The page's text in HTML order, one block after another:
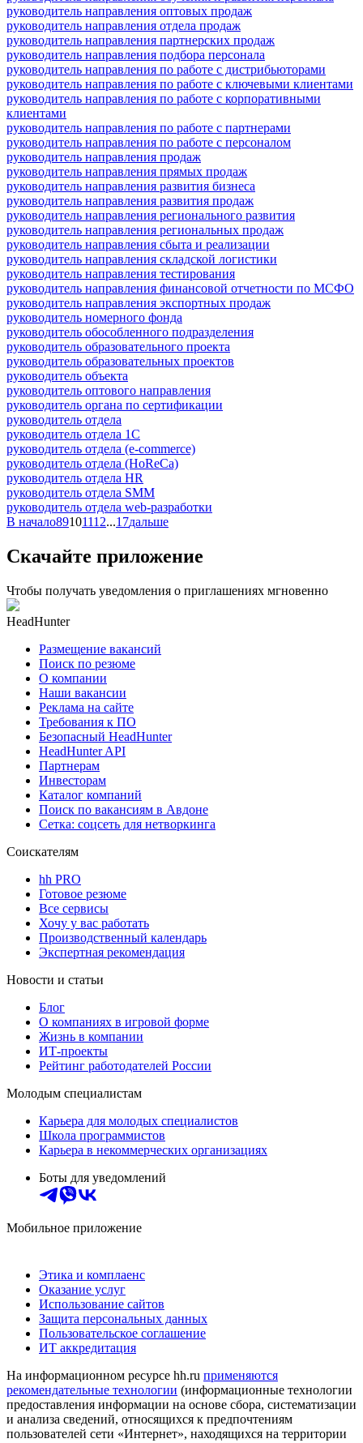
руководитель направления оптовых продаж
руководитель направления отдела продаж
руководитель направления партнерских продаж
руководитель направления подбора персонала
руководитель направления по работе с дистрибьюторами
руководитель направления по работе с ключевыми клиентами
руководитель направления по работе с корпоративными
клиентами
руководитель направления по работе с партнерами
руководитель направления по работе с персоналом
руководитель направления продаж
руководитель направления прямых продаж
руководитель направления развития бизнеса
руководитель направления развития продаж
руководитель направления регионального развития
руководитель направления региональных продаж
руководитель направления сбыта и реализации
руководитель направления складской логистики
руководитель направления тестирования
руководитель направления финансовой отчетности по МСФО
руководитель направления экспортных продаж
руководитель номерного фонда
руководитель обособленного подразделения
руководитель образовательного проекта
руководитель образовательных проектов
руководитель объекта
руководитель оптового направления
руководитель органа по сертификации
руководитель отдела
руководитель отдела 1С
руководитель отдела (e-commerce)
руководитель отдела (HoReCa)
руководитель отдела HR
руководитель отдела SMM
руководитель отдела web-разработки
В начало89101112...17дальше
Скачайте приложение
Чтобы получать уведомления о приглашениях мгновенно
HeadHunter
Размещение вакансий
Поиск по резюме
О компании
Наши вакансии
Реклама на сайте
Требования к ПО
Безопасный HeadHunter
HeadHunter API
Партнерам
Инвесторам
Каталог компаний
Поиск по вакансиям в Авдоне
Сетка: соцсеть для нетворкинга
Соискателям
hh PRO
Готовое резюме
Все сервисы
Хочу у вас работать
Производственный календарь
Экспертная рекомендация
Новости и статьи
Блог
О компаниях в игровой форме
Жизнь в компании
ИТ-проекты
Рейтинг работодателей России
Молодым специалистам
Карьера для молодых специалистов
Школа программистов
Карьера в некоммерческих организациях
Боты для уведомлений
Мобильное приложение
Этика и комплаенс
Оказание услуг
Использование сайтов
Защита персональных данных
Пользовательское соглашение
ИТ аккредитация
На информационном ресурсе hh.ru применяются
рекомендательные технологии (информационные технологии
предоставления информации на основе сбора, систематизации
и анализа сведений, относящихся к предпочтениям
пользователей сети «Интернет», находящихся на территории